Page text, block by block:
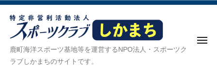
コ
ス
ポ
鹿町海洋スポーツ基地等を運営するNPO法人・スポーツク
ラブしかまちのサイトです。
メ
ー
ツ
ク
ラ